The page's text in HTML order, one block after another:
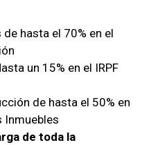
hasta el 70% en el
un 15% en el IRPF
de hasta el 50% en
Inmuebles
de toda la